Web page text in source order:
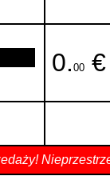
0. 00 €